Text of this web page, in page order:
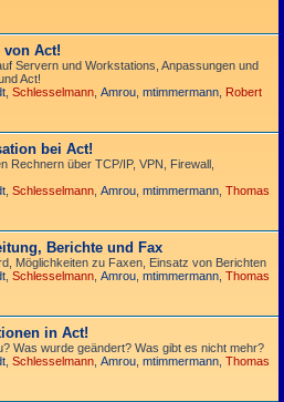
von Act!
Servern und Workstations, Anpassungen und
Act!
Schlesselmann Amrou mtimmermann Robert
bei Act!
Rechnern über TCP/IP, VPN, Firewall,
Schlesselmann Amrou mtimmermann Thomas
Berichte und Fax
Möglichkeiten zu Faxen, Einsatz von Berichten
Schlesselmann Amrou mtimmermann Thomas
in Act!
Was wurde geändert? Was gibt es nicht mehr?
Schlesselmann Amrou mtimmermann Thomas